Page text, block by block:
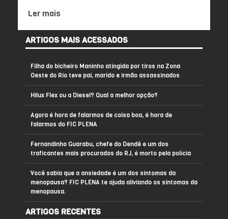
Ler mais
ARTIGOS MAIS ACESSADOS
Filha do bicheiro Maninho atingida por tiros na Zona
Oeste do Rio teve pai, marido e irmão assassinados
Hilux Flex ou a Diesel? Qual a melhor opção?
Agora é hora de falarmos de coisa boa, é hora de
falarmos do FIC PLENA
Fernandinho Guarabu, chefe do Dendê e um dos
traficantes mais procurados do RJ, é morto pela polícia
Você sabia que a ansiedade é um dos sintomas da
menopausa? FIC PLENA te ajuda aliviando os sintomas da
menopausa.
ARTIGOS RECENTES